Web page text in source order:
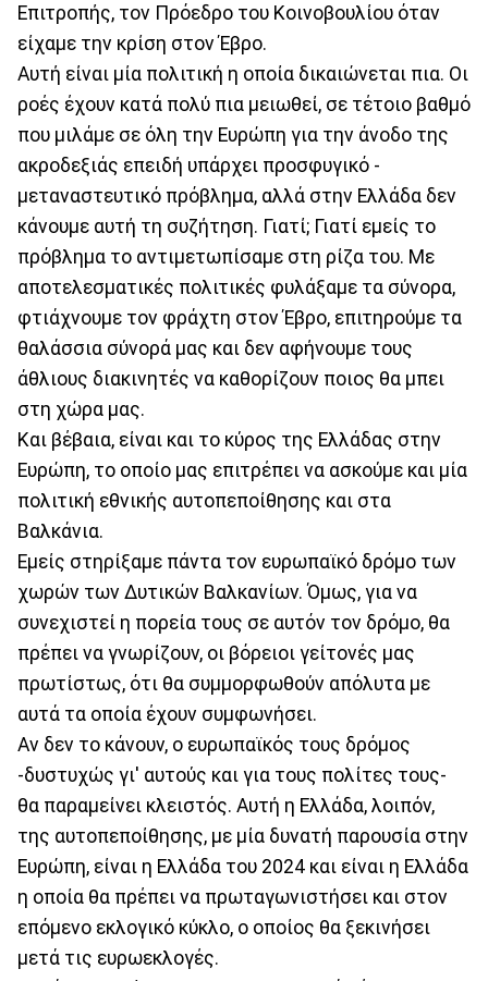
Επιτροπής, τον Πρόεδρο του Κοινοβουλίου όταν
είχαμε την κρίση στον Έβρο.
Αυτή είναι μία πολιτική η οποία δικαιώνεται πια. Οι
ροές έχουν κατά πολύ πια μειωθεί, σε τέτοιο βαθμό
που μιλάμε σε όλη την Ευρώπη για την άνοδο της
ακροδεξιάς επειδή υπάρχει προσφυγικό -
μεταναστευτικό πρόβλημα, αλλά στην Ελλάδα δεν
κάνουμε αυτή τη συζήτηση. Γιατί; Γιατί εμείς το
πρόβλημα το αντιμετωπίσαμε στη ρίζα του. Με
αποτελεσματικές πολιτικές φυλάξαμε τα σύνορα,
φτιάχνουμε τον φράχτη στον Έβρο, επιτηρούμε τα
θαλάσσια σύνορά μας και δεν αφήνουμε τους
άθλιους διακινητές να καθορίζουν ποιος θα μπει
στη χώρα μας.
Και βέβαια, είναι και το κύρος της Ελλάδας στην
Ευρώπη, το οποίο μας επιτρέπει να ασκούμε και μία
πολιτική εθνικής αυτοπεποίθησης και στα
Βαλκάνια.
Εμείς στηρίξαμε πάντα τον ευρωπαϊκό δρόμο των
χωρών των Δυτικών Βαλκανίων. Όμως, για να
συνεχιστεί η πορεία τους σε αυτόν τον δρόμο, θα
πρέπει να γνωρίζουν, οι βόρειοι γείτονές μας
πρωτίστως, ότι θα συμμορφωθούν απόλυτα με
αυτά τα οποία έχουν συμφωνήσει.
Αν δεν το κάνουν, ο ευρωπαϊκός τους δρόμος
-δυστυχώς γι' αυτούς και για τους πολίτες τους-
θα παραμείνει κλειστός. Αυτή η Ελλάδα, λοιπόν,
της αυτοπεποίθησης, με μία δυνατή παρουσία στην
Ευρώπη, είναι η Ελλάδα του 2024 και είναι η Ελλάδα
η οποία θα πρέπει να πρωταγωνιστήσει και στον
επόμενο εκλογικό κύκλο, ο οποίος θα ξεκινήσει
μετά τις ευρωεκλογές.